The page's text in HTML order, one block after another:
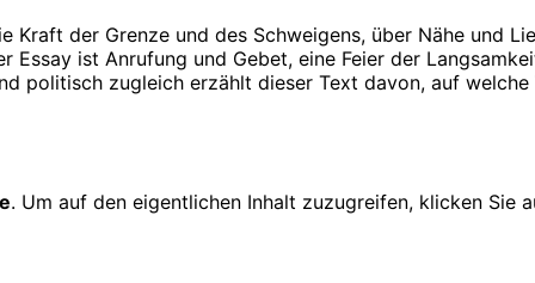
Kraft der Grenze und des Schweigens, über Nähe und
Essay ist Anrufung und Gebet, eine Feier der
politisch zugleich erzählt dieser Text davon, auf
. Um auf den eigentlichen Inhalt zuzugreifen, klicken Sie